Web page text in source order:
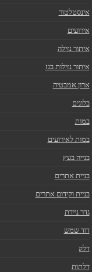
אינסטלטור
אירועים
איתור נזילה
איתור נזילות בגז
ארון אמבטיה
בלונים
במות
במות לאירועים
בנייה בעץ
בניית אתרים
בניית וקידום אתרים
גדר ניידת
דוד שמש
דלק
דלתות